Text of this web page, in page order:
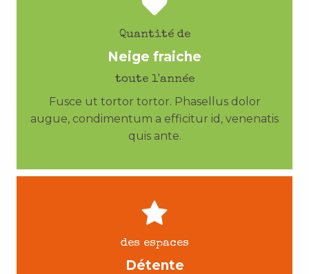
Quantité de
Neige fraiche
toute l'année
Fusce ut tortor tortor. Phasellus dolor
augue, condimentum a efficitur id, venenatis
quis ante.
des espaces
Détente